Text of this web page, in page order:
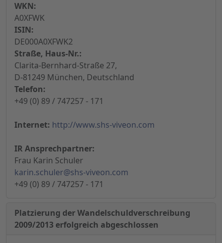
WKN:
A0XFWK
ISIN:
DE000A0XFWK2
Straße, Haus-Nr.:
Clarita-Bernhard-Straße 27,
D-81249 München, Deutschland
Telefon:
+49 (0) 89 / 747257 - 171
Internet: http://www.shs-viveon.com
IR Ansprechpartner:
Frau Karin Schuler
karin.schuler@shs-viveon.com
+49 (0) 89 / 747257 - 171
Platzierung der Wandelschuldverschreibung
2009/2013 erfolgreich abgeschlossen